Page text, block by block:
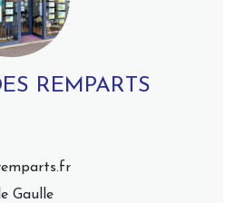
REMPARTS
Gaulle